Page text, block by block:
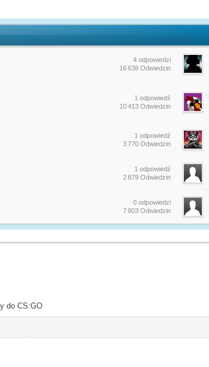
4 odpowiedzi
16 638 Odwiedzin
1 odpowiedź
10 413 Odwiedzin
1 odpowiedź
3 770 Odwiedzin
1 odpowiedź
2 879 Odwiedzin
0 odpowiedzi
7 803 Odwiedzin
do CS:GO